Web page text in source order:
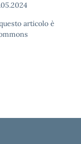
articolo è